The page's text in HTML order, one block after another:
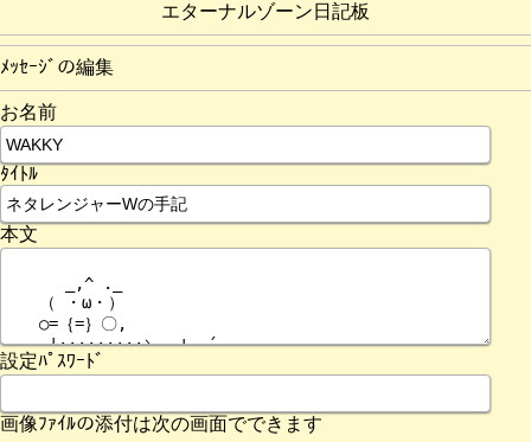
エターナルゾーン日記板
ﾒｯｾｰｼﾞの編集
お名前
ﾀｲﾄﾙ
本文
設定ﾊﾟｽﾜｰﾄﾞ
画像ﾌｧｲﾙの添付は次の画面でできます